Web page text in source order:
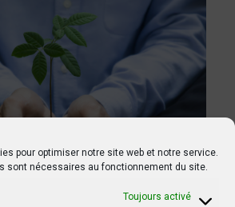
pour optimiser notre site web et notre service.
sont nécessaires au fonctionnement du site.
Toujours activé